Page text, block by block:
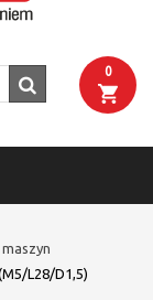
0
L28/D1,5)